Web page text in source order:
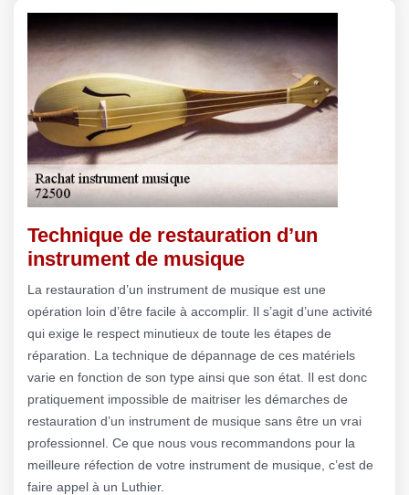
Technique de restauration d’un
instrument de musique
La restauration d’un instrument de musique est une
opération loin d’être facile à accomplir. Il s’agit d’une activité
qui exige le respect minutieux de toute les étapes de
réparation. La technique de dépannage de ces matériels
varie en fonction de son type ainsi que son état. Il est donc
pratiquement impossible de maitriser les démarches de
restauration d’un instrument de musique sans être un vrai
professionnel. Ce que nous vous recommandons pour la
meilleure réfection de votre instrument de musique, c’est de
faire appel à un Luthier.